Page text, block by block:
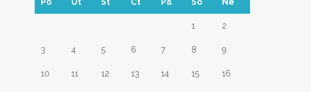
1 2
3 4 5 6 7 8 9
10 11 12 13 14 15 16